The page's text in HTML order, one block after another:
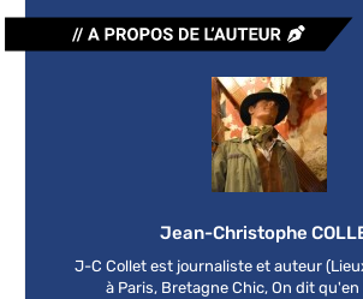
Jean-Christophe
J-C Collet est journaliste et auteur
à Paris, Bretagne Chic, On dit